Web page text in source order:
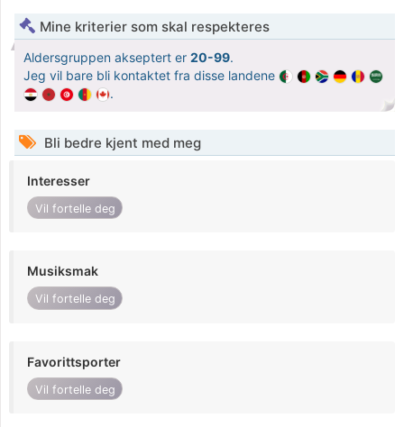
Mine kriterier som skal respekteres
Aldersgruppen akseptert er 20-99.
Jeg vil bare bli kontaktet fra disse landene
.
Bli bedre kjent med meg
Interesser
Vil fortelle deg
Musiksmak
Vil fortelle deg
Favorittsporter
Vil fortelle deg